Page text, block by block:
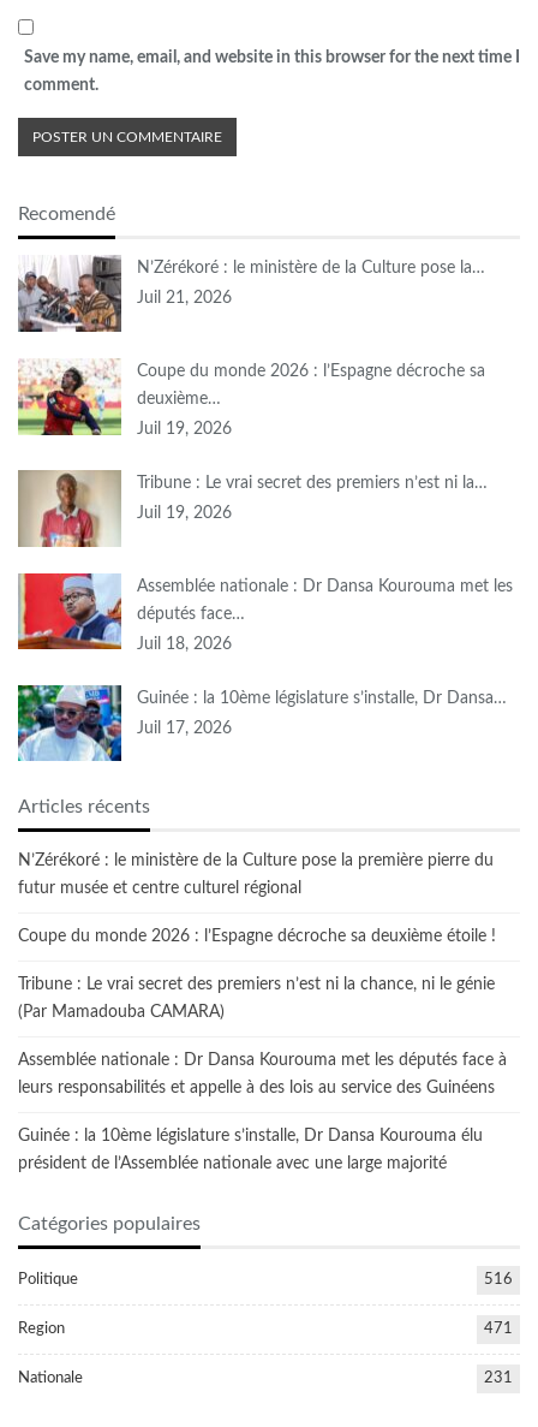
Save my name, email, and website in this browser for the next time I
comment.
Recomendé
N’Zérékoré : le ministère de la Culture pose la…
Juil 21, 2026
Coupe du monde 2026 : l’Espagne décroche sa
deuxième…
Juil 19, 2026
Tribune : Le vrai secret des premiers n’est ni la…
Juil 19, 2026
Assemblée nationale : Dr Dansa Kourouma met les
députés face…
Juil 18, 2026
Guinée : la 10ème législature s’installe, Dr Dansa…
Juil 17, 2026
Articles récents
N’Zérékoré : le ministère de la Culture pose la première pierre du
futur musée et centre culturel régional
Coupe du monde 2026 : l’Espagne décroche sa deuxième étoile !
Tribune : Le vrai secret des premiers n’est ni la chance, ni le génie
(Par Mamadouba CAMARA)
Assemblée nationale : Dr Dansa Kourouma met les députés face à
leurs responsabilités et appelle à des lois au service des Guinéens
Guinée : la 10ème législature s’installe, Dr Dansa Kourouma élu
président de l’Assemblée nationale avec une large majorité
Catégories populaires
Politique 516
Region 471
Nationale 231